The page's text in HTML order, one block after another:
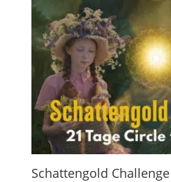
Schattengold Challenge